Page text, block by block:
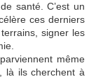
santé. C’est un
ces derniers
signer les
même
là ils cherchent à